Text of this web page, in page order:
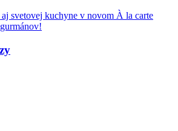
svetovej kuchyne v novom À la carte